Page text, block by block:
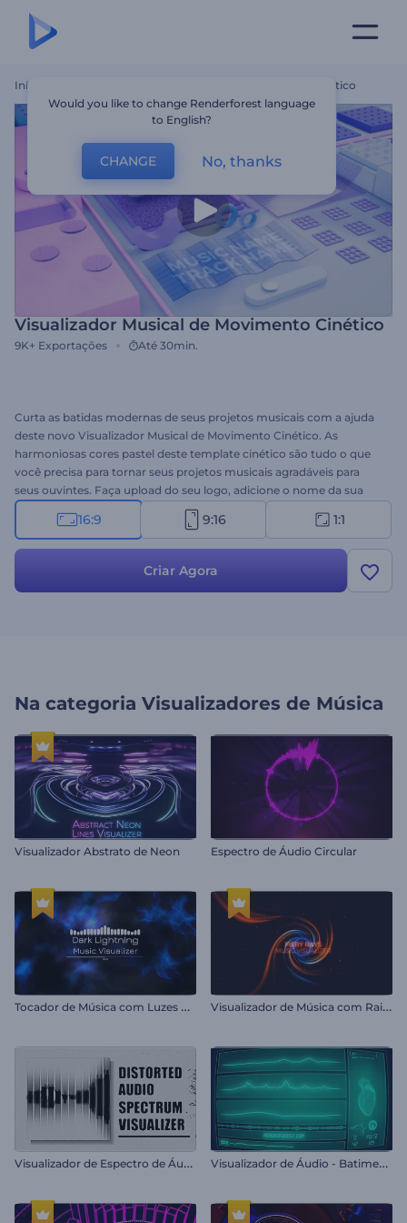
Início Visualizador Musical De Movimento Cinético
Visualizador Musical de Movimento Cinético
9K+ Exportações Até 30min.
Curta as batidas modernas de seus projetos musicais com a ajuda
deste novo Visualizador Musical de Movimento Cinético. As
harmoniosas cores pastel deste template cinético são tudo o que
você precisa para tornar seus projetos musicais agradáveis para
seus ouvintes. Faça upload do seu logo, adicione o nome da sua
faixa e prepare-se para criar um visualizador profissional em apenas
alguns cliques. Perfeito para lançamentos de singles, promoções de
seu visualizador de música de ponta. Experimente agora!
16:9 9:16 1:1
Criar Agora
Na categoria Visualizadores de Música
Visualizador Abstrato de Neon Espectro de Áudio Circular
T
ocador de Música com Luzes Escuras V
isualizador de Música com Raios em Chamas
V
isualizador de Espectro de Áudio Distorcido V
isualizador de Áudio - Batimentos Cardíacos
Would you like to change Renderforest language
to English?
CHANGE No, thanks